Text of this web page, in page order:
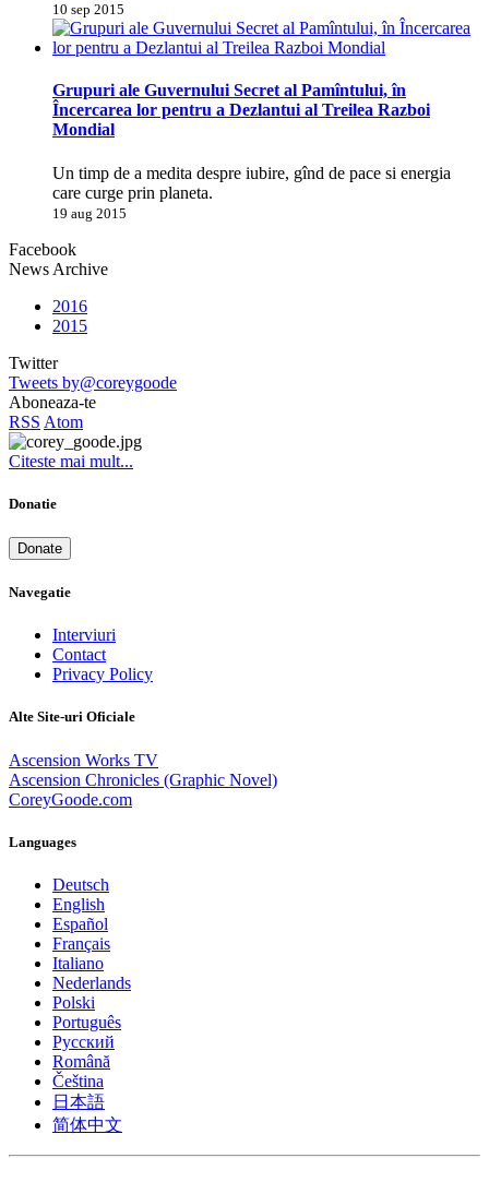
10 sep 2015
Grupuri ale Guvernului Secret al Pamîntului, în
Încercarea lor pentru a Dezlantui al Treilea Razboi
Mondial
Un timp de a medita despre iubire, gînd de pace si energia
care curge prin planeta.
19 aug 2015
Facebook
News Archive
2016
2015
Twitter
Tweets by@coreygoode
Aboneaza-te
RSS Atom
Citeste mai mult...
Donatie
Donate
Navegatie
Interviuri
Contact
Privacy Policy
Alte Site-uri Oficiale
Ascension Works TV
Ascension Chronicles (Graphic Novel)
CoreyGoode.com
Languages
Deutsch
English
Español
Français
Italiano
Nederlands
Polski
Português
Pусский
Română
Čeština
日本語
简体中文